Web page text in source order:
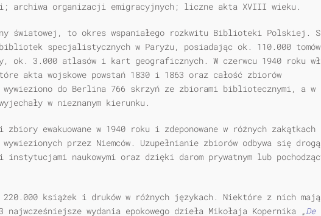
archiwa organizacji emigracyjnych; liczne akta XVIII wieku.
światowej, to okres wspaniałego rozkwitu Biblioteki Polskiej.
specjalistycznych w Paryżu, posiadając ok. 110.000
ok. 3.000 atlasów i kart geograficznych. W czerwcu 1940 roku
akta wojskowe powstań 1830 i 1863 oraz całość zbiorów
wywieziono do Berlina 766 skrzyń ze zbiorami bibliotecznymi, a w
w nieznanym kierunku.
ewakuowane w 1940 roku i zdeponowane w różnych zakątkach
przez Niemców. Uzupełnianie zbiorów odbywa się drogą
instytucjami naukowymi oraz dzięki darom prywatnym lub
książek i druków w różnych językach. Niektóre z nich mają
wydania epokowego dzieła Mikołaja Koper­nika „De